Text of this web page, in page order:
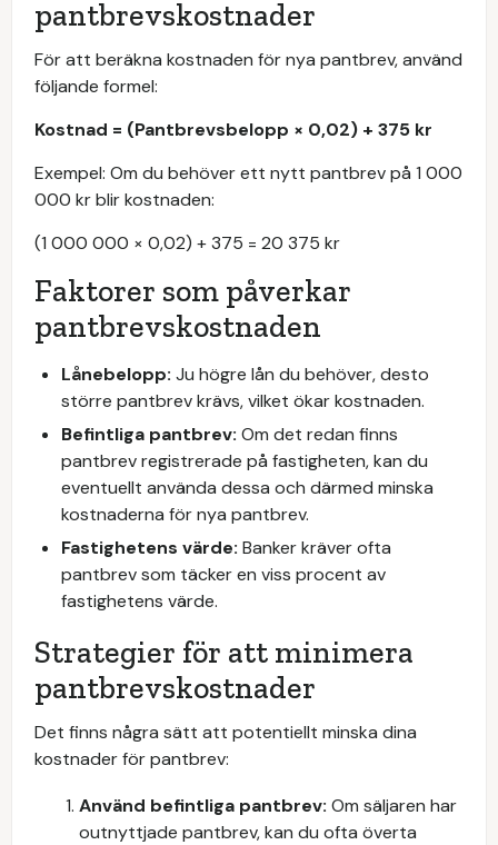
pantbrevskostnader
För att beräkna kostnaden för nya pantbrev, använd
följande formel:
Kostnad = (Pantbrevsbelopp × 0,02) + 375 kr
Exempel: Om du behöver ett nytt pantbrev på 1 000
000 kr blir kostnaden:
(1 000 000 × 0,02) + 375 = 20 375 kr
Faktorer som påverkar
pantbrevskostnaden
Lånebelopp: Ju högre lån du behöver, desto
större pantbrev krävs, vilket ökar kostnaden.
Befintliga pantbrev: Om det redan finns
pantbrev registrerade på fastigheten, kan du
eventuellt använda dessa och därmed minska
kostnaderna för nya pantbrev.
Fastighetens värde: Banker kräver ofta
pantbrev som täcker en viss procent av
fastighetens värde.
Strategier för att minimera
pantbrevskostnader
Det finns några sätt att potentiellt minska dina
kostnader för pantbrev:
Använd befintliga pantbrev: Om säljaren har
outnyttjade pantbrev, kan du ofta överta